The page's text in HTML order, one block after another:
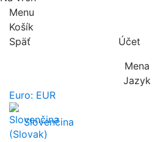
Menu
Košík
Späť
Účet
Mena
Jazyk
Euro: EUR
Slovenčina